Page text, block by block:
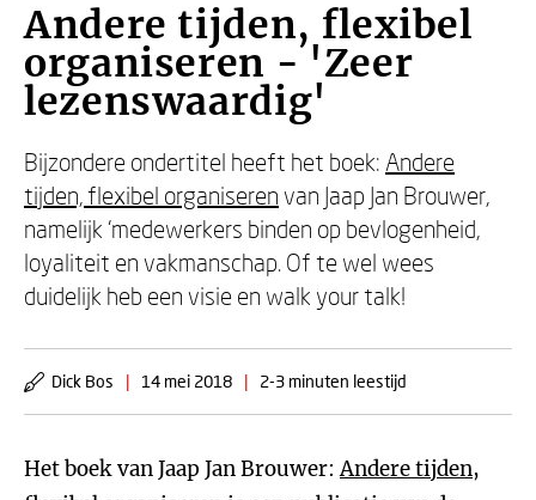
Andere tijden, flexibel
organiseren - 'Zeer
lezenswaardig'
Bijzondere ondertitel heeft het boek: Andere
tijden, flexibel organiseren van Jaap Jan Brouwer,
namelijk ‘medewerkers binden op bevlogenheid,
loyaliteit en vakmanschap. Of te wel wees
duidelijk heb een visie en walk your talk!
Dick Bos | 14 mei 2018 | 2-3 minuten leestijd
Het boek van Jaap Jan Brouwer:Andere tijden,